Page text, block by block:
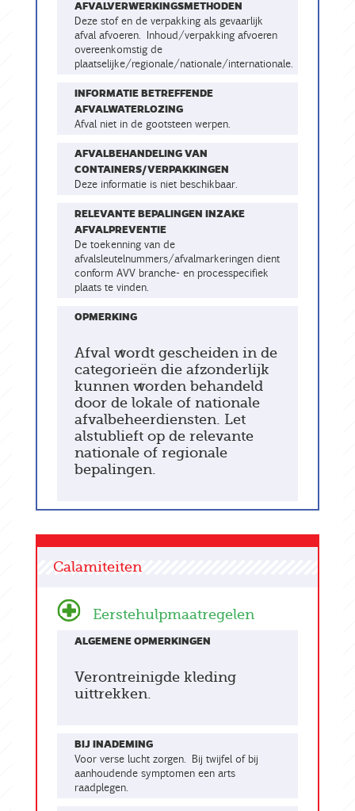
AFVALVERWERKINGSMETHODEN
Deze stof en de verpakking als gevaarlijk
afval afvoeren. Inhoud/verpakking afvoeren
overeenkomstig de
plaatselijke/regionale/nationale/internationale.
AFVALWATERLOZING
Afval niet in de gootsteen werpen.
AFVALBEHANDELING VAN
CONTAINERS/VERPAKKINGEN
Deze informatie is niet beschikbaar.
RELEVANTE BEPALINGEN INZAKE
AFVALPREVENTIE
De toekenning van de
afvalsleutelnummers/afvalmarkeringen dient
conform AVV branche- en processpecifiek
plaats te vinden.
OPMERKING
Afval wordt gescheiden in de
categorieën die afzonderlijk
kunnen worden behandeld
door de lokale of nationale
afvalbeheerdiensten. Let
alstublieft op de relevante
nationale of regionale
bepalingen.
Calamiteiten
Eerstehulpmaatregelen
ALGEMENE OPMERKINGEN
Verontreinigde kleding
uittrekken.
BIJ INADEMING
Voor verse lucht zorgen. Bij twijfel of bij
aanhoudende symptomen een arts
raadplegen.